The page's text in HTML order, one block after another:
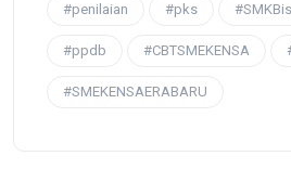
#penilaian #pks
#ppdb #CBTSMEKENSA
#SMEKENSAERABARU